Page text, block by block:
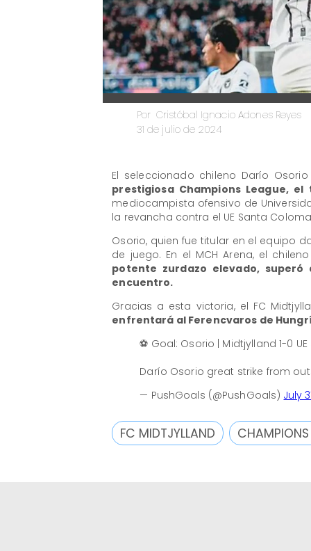
Cristóbal Ignacio Adones Reyes
Por
31 de julio de 2024
El seleccionado chileno Darío
prestigiosa Champions League,
mediocampista ofensivo de
la revancha contra el UE Santa
Osorio, quien fue titular en el equipo
de juego. En el MCH Arena, el
potente zurdazo elevado,
encuentro.
Gracias a esta victoria, el FC
enfrentará al Ferencvaros de
⚽️ Goal: Osorio | Midtjylland 1-0
Darío Osorio great strike from
— PushGoals (@PushGoals) July
FC MIDTJYLLAND CHAMPIONS